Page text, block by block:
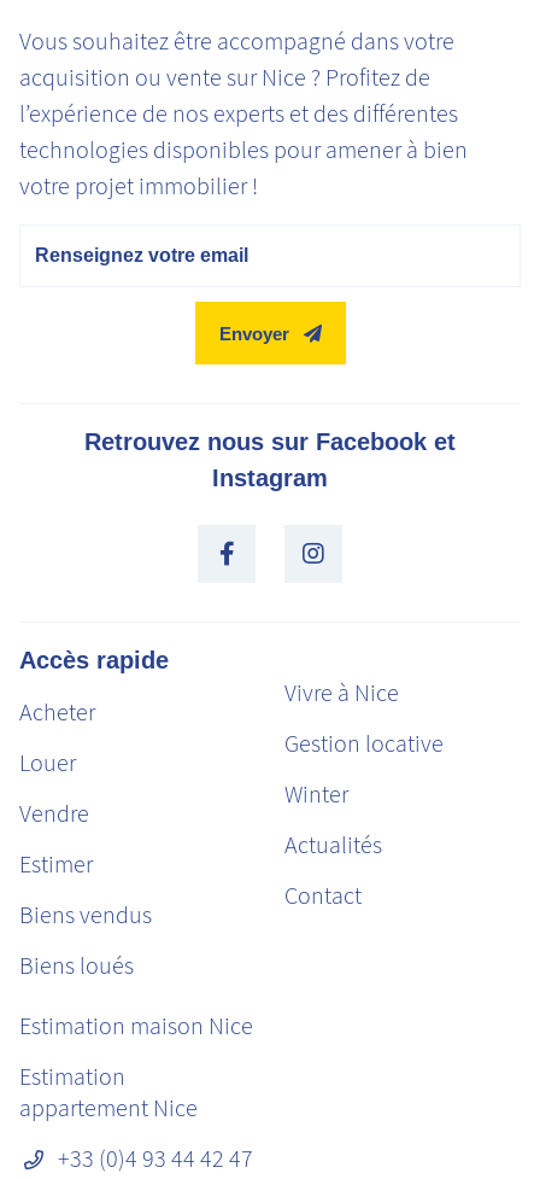
Vous souhaitez être accompagné dans votre
acquisition ou vente sur Nice ? Profitez de
l’expérience de nos experts et des différentes
technologies disponibles pour amener à bien
votre projet immobilier !
Envoyer
Retrouvez nous sur Facebook et
Instagram
Accès rapide
Acheter
Louer
Vendre
Estimer
Biens vendus
Biens loués
Vivre à Nice
Gestion locative
Winter
Actualités
Contact
Estimation maison Nice
Estimation
appartement Nice
+33 (0)4 93 44 42 47